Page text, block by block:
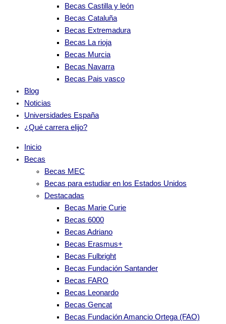
Becas Castilla y león
Becas Cataluña
Becas Extremadura
Becas La rioja
Becas Murcia
Becas Navarra
Becas Pais vasco
Blog
Noticias
Universidades España
¿Qué carrera elijo?
Inicio
Becas
Becas MEC
Becas para estudiar en los Estados Unidos
Destacadas
Becas Marie Curie
Becas 6000
Becas Adriano
Becas Erasmus+
Becas Fulbright
Becas Fundación Santander
Becas FARO
Becas Leonardo
Becas Gencat
Becas Fundación Amancio Ortega (FAO)